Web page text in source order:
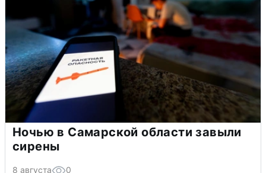
Ночью в Самарской области завыли
сирены
8 августа 0